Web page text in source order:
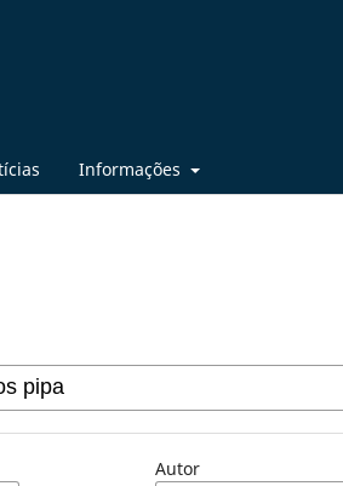
Informações
Autor